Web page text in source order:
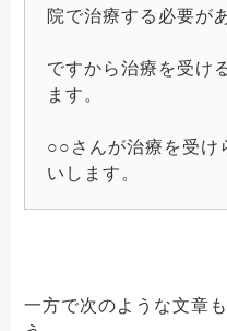
院で治療する必要が
ですから治療を受け
ます。
○○さんが治療を受け
いします。
一方で次のような文章